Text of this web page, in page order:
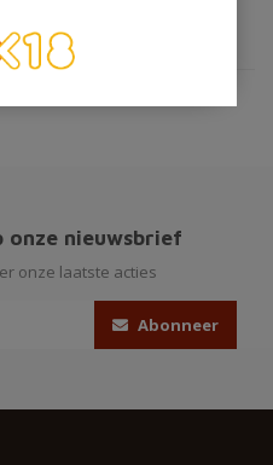
onze nieuwsbrief
onze laatste acties
Abonneer